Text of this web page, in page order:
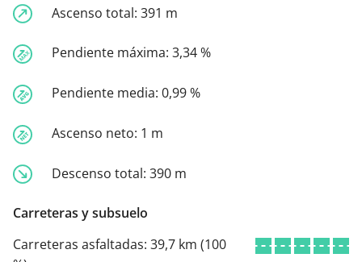
Ascenso total: 391 m
Pendiente máxima: 3,34 %
Pendiente media: 0,99 %
Ascenso neto: 1 m
Descenso total: 390 m
Carreteras y subsuelo
Carreteras asfaltadas: 39,7 km (100